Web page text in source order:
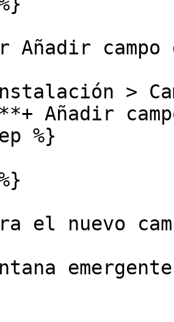
Añadir campo
>
Añadir
%}
el nuevo